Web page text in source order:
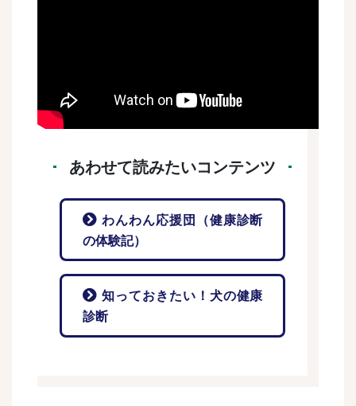
あわせて読みたいコンテンツ
わんわん応援団（健康診断
の体験記）
知っておきたい！犬の健康
診断